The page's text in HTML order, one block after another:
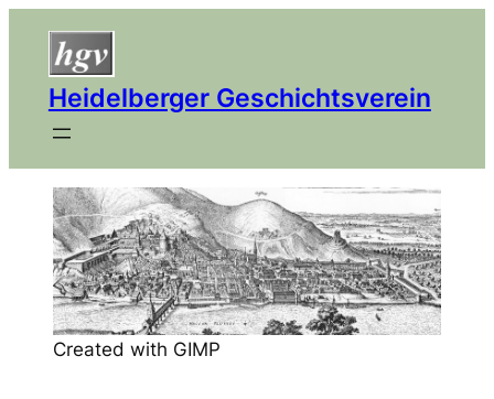
Heidelberger Geschichtsverein
Created with GIMP